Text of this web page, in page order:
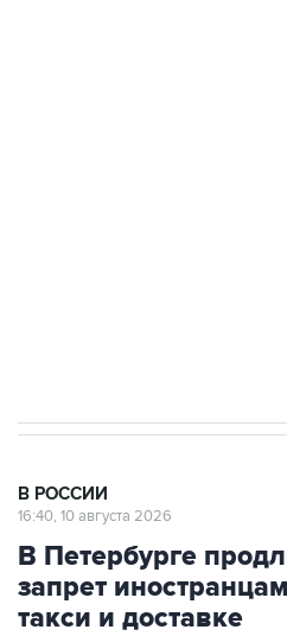
В РОССИИ
16:40, 10 августа 2026
В Петербурге
запрет
такси и доставке